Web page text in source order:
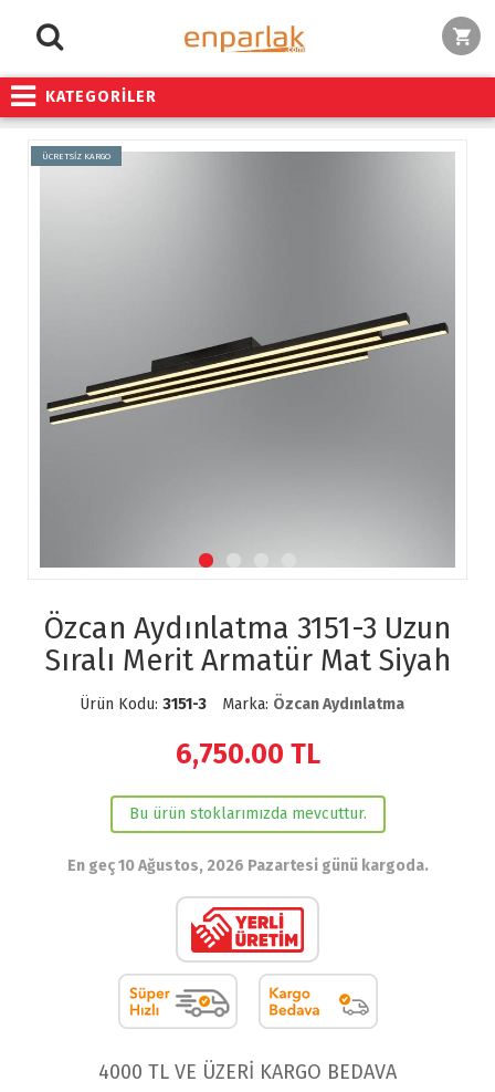
KATEGORİLER
ÜCRETSİZ KARGO
Özcan Aydınlatma 3151-3 Uzun
Sıralı Merit Armatür Mat Siyah
Ürün Kodu: 3151-3 Marka: Özcan Aydınlatma
6,750.00 TL
Bu ürün stoklarımızda mevcuttur.
En geç 10 Ağustos, 2026 Pazartesi günü kargoda.
4000 TL VE ÜZERİ KARGO BEDAVA